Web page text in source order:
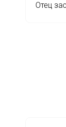
Отец